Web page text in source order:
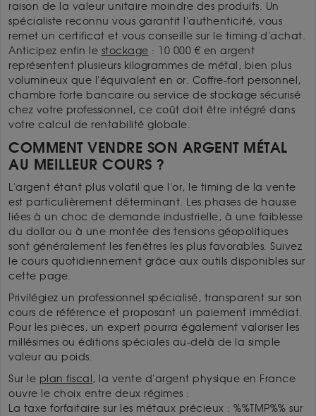
raison de la valeur unitaire moindre des produits. Un
spécialiste reconnu vous garantit l'authenticité, vous
remet un certificat et vous conseille sur le timing d'achat.
Anticipez enfin le stockage : 10 000 € en argent
représentent plusieurs kilogrammes de métal, bien plus
volumineux que l'équivalent en or. Coffre-fort personnel,
chambre forte bancaire ou service de stockage sécurisé
chez votre professionnel, ce coût doit être intégré dans
votre calcul de rentabilité globale.
COMMENT VENDRE SON ARGENT MÉTAL
AU MEILLEUR COURS ?
L'argent étant plus volatil que l'or, le timing de la vente
est particulièrement déterminant. Les phases de hausse
liées à un choc de demande industrielle, à une faiblesse
du dollar ou à une montée des tensions géopolitiques
sont généralement les fenêtres les plus favorables. Suivez
le cours quotidiennement grâce aux outils disponibles sur
cette page.
Privilégiez un professionnel spécialisé, transparent sur son
cours de référence et proposant un paiement immédiat.
Pour les pièces, un expert pourra également valoriser les
millésimes ou éditions spéciales au-delà de la simple
valeur au poids.
Sur le plan fiscal , la vente d'argent physique en France
ouvre le choix entre deux régimes :
La taxe forfaitaire sur les métaux précieux : %%TMP%% sur